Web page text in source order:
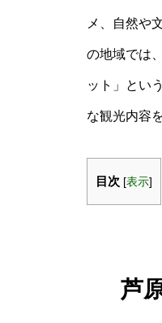
メ、自然や
の地域では
ット」とい
な観光内容
目次 [表示]
芦